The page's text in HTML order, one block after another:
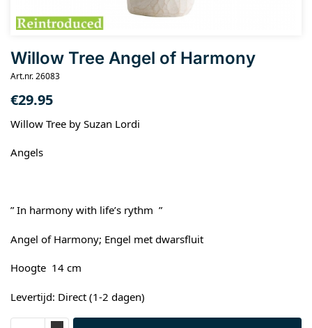
Willow Tree Angel of Harmony
Art.nr. 26083
€29.95
Willow Tree by Suzan Lordi
Angels
” In harmony with life’s rythm ”
Angel of Harmony; Engel met dwarsfluit
Hoogte 14 cm
Levertijd: Direct (1-2 dagen)